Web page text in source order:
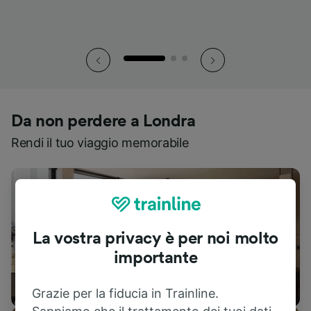
Da non perdere a Londra
Rendi il tuo viaggio memorabile
Dove alloggiare
La vostra privacy è per noi molto
importante
Grazie per la fiducia in Trainline.